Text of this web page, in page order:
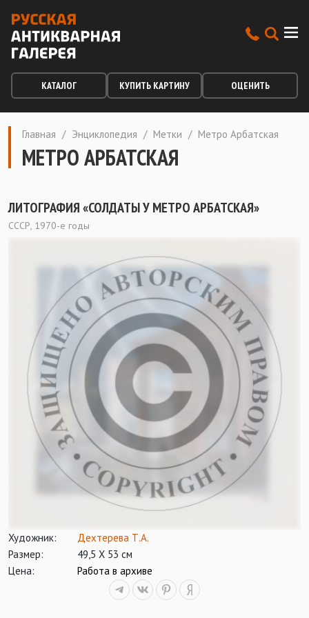
КАТАЛОГ КУПИТЬ КАРТИНУ ОЦЕНИТЬ
Главная / Энциклопедия / Метки / Метро Арбатская
МЕТРО АРБАТСКАЯ
ЛИТОГРАФИЯ «СОЛДАТЫ У МЕТРО АРБАТСКАЯ»
СССР, 1970-е годы
Художник:
Дехтерева Т.А.
Размер:
49,5 Х 53 см
Цена:
Работа в архиве